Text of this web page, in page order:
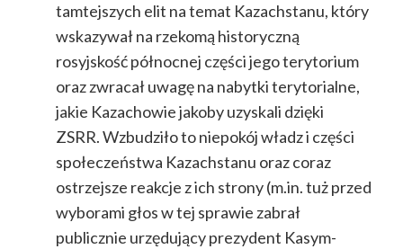
tamtejszych elit na temat Kazachstanu, który
wskazywał na rzekomą historyczną
rosyjskość północnej części jego terytorium
oraz zwracał uwagę na nabytki terytorialne,
jakie Kazachowie jakoby uzyskali dzięki
ZSRR.Wzbudziło to niepokój władz i części
społeczeństwa Kazachstanu oraz coraz
ostrzejsze reakcje z ich strony (m.in. tuż przed
wyborami głos w tej sprawie zabrał
publicznie urzędujący prezydent Kasym-